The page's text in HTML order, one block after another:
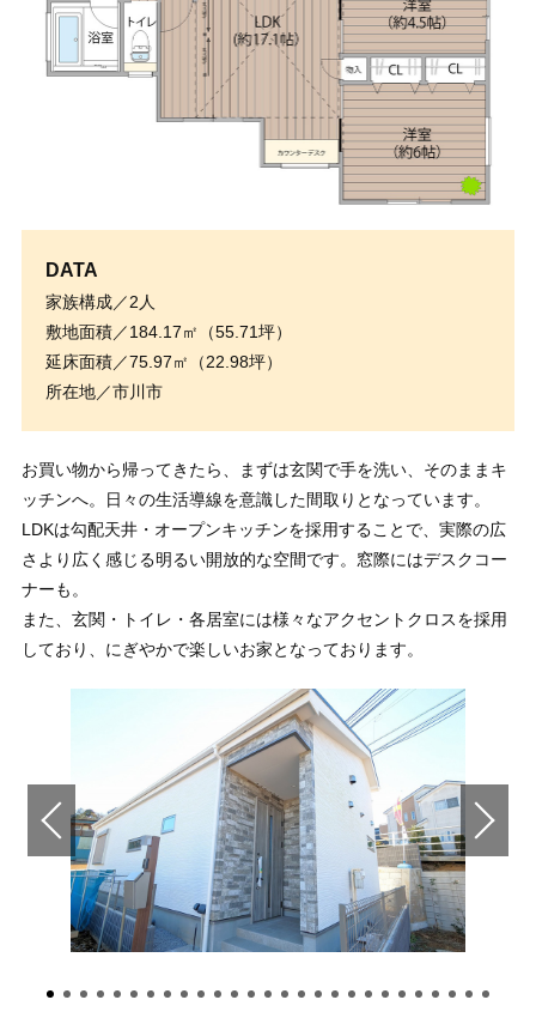
DATA
家族構成／2人
敷地面積／184.17㎡（55.71坪）
延床面積／75.97㎡（22.98坪）
所在地／市川市
お買い物から帰ってきたら、まずは玄関で手を洗い、そのままキ
ッチンへ。日々の生活導線を意識した間取りとなっています。
LDKは勾配天井・オープンキッチンを採用することで、実際の広
さより広く感じる明るい開放的な空間です。窓際にはデスクコー
ナーも。
また、玄関・トイレ・各居室には様々なアクセントクロスを採用
しており、にぎやかで楽しいお家となっております。